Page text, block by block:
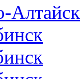
Алтайск